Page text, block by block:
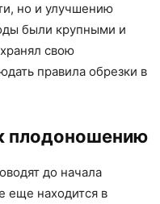
но и улучшению
были крупными и
свою
правила обрезки в
плодоношению
до начала
еще находится в